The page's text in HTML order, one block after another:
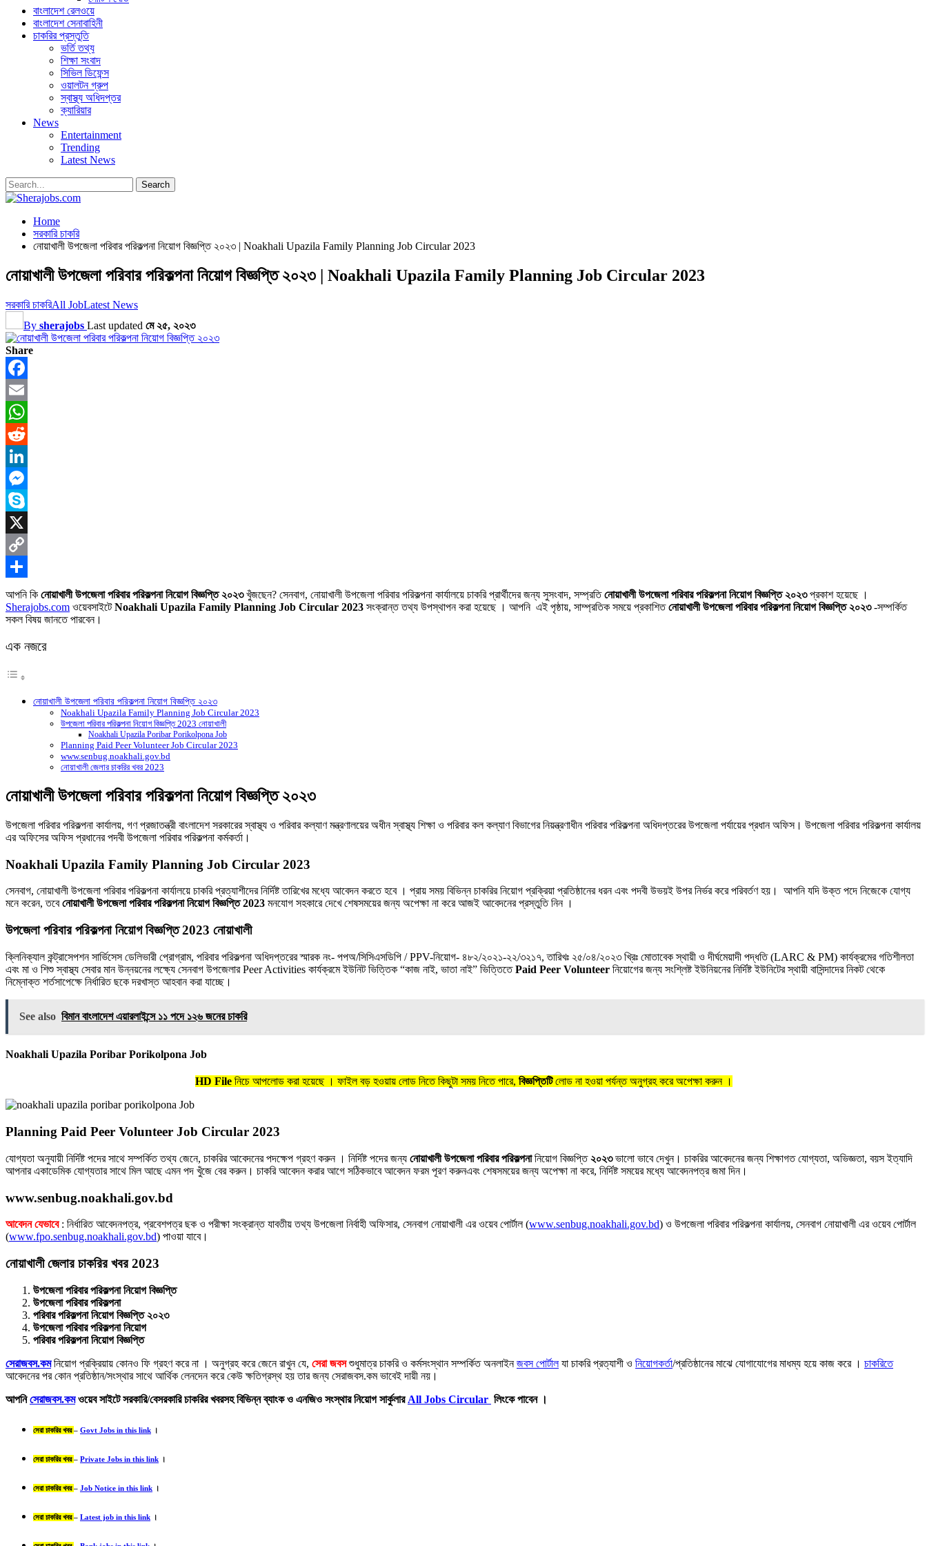
বাংলাদেশ রেলওয়ে
বাংলাদেশ সেনাবাহিনী
চাকরির প্রস্তুতি
ভর্তি তথ্য
শিক্ষা সংবাদ
সিভিল ডিফেন্স
ওয়ালটন গ্রুপ
স্বাস্থ্য অধিদপ্তর
ক্যারিয়ার
News
Entertainment
Trending
Latest News
Home
সরকারি চাকরি
নোয়াখালী উপজেলা পরিবার পরিকল্পনা নিয়োগ বিজ্ঞপ্তি ২০২৩ | Noakhali Upazila Family Planning Job Circular 2023
নোয়াখালী উপজেলা পরিবার পরিকল্পনা নিয়োগ বিজ্ঞপ্তি ২০২৩ | Noakhali Upazila Family Planning Job Circular 2023
সরকারি চাকরিAll JobLatest News
By sherajobs Last updated মে ২৫, ২০২৩
Share
Facebook
Email
WhatsApp
Reddit
LinkedIn
Messenger
Skype
X
Copy
Link
Share
আপনি কি নোয়াখালী উপজেলা পরিবার পরিকল্পনা নিয়োগ বিজ্ঞপ্তি ২০২৩খুঁজছেন? সেনবাগ, নোয়াখালী উপজেলা পরিবার পরিকল্পনা কার্যালয়ে চাকরি প্রার্থীদের জন্য সুসংবাদ, সম্প্রতিনোয়াখালী উপজেলা পরিবার পরিকল্পনা নিয়োগ বিজ্ঞপ্তি ২০২৩ প্রকাশ হয়েছে ।
Sherajobs.com ওয়েবসাইটেNoakhali Upazila Family Planning Job Circular 2023 সংক্রান্ত তথ্য উপস্থাপন করা হয়েছে । আপনি এই পৃষ্ঠায়, সাম্প্রতিক সময়ে প্রকাশিতনোয়াখালী উপজেলা পরিবার পরিকল্পনা নিয়োগ বিজ্ঞপ্তি ২০২৩-সম্পর্কিত
সকল বিষয় জানতে পারবেন।
এক নজরে
নোয়াখালী উপজেলা পরিবার পরিকল্পনা নিয়োগ বিজ্ঞপ্তি ২০২৩
Noakhali Upazila Family Planning Job Circular 2023
উপজেলা পরিবার পরিকল্পনা নিয়োগ বিজ্ঞপ্তি 2023 নোয়াখালী
Noakhali Upazila Poribar Porikolpona Job
Planning Paid Peer Volunteer Job Circular 2023
www.senbug.noakhali.gov.bd
নোয়াখালী জেলার চাকরির খবর 2023
নোয়াখালী উপজেলা পরিবার পরিকল্পনা নিয়োগ বিজ্ঞপ্তি ২০২৩
উপজেলা পরিবার পরিকল্পনা কার্যালয়, গণ প্রজাতন্ত্রী বাংলাদেশ সরকারের স্বাস্থ্য ও পরিবার কল্যাণ মন্ত্রণালয়ের অধীন স্বাস্থ্য শিক্ষা ও পরিবার কল কল্যাণ বিভাগের নিয়ন্ত্রণাধীন পরিবার পরিকল্পনা অধিদপ্তরের উপজেলা পর্যায়ের প্রধান অফিস। উপজেলা পরিবার পরিকল্পনা কার্যালয়
এর অফিসের অফিস প্রধানের পদবী উপজেলা পরিবার পরিকল্পনা কর্মকর্তা।
Noakhali Upazila Family Planning Job Circular 2023
সেনবাগ, নোয়াখালী উপজেলা পরিবার পরিকল্পনা কার্যালয়ে চাকরি প্রত্যাশীদের নির্দিষ্ট তারিখের মধ্যে আবেদন করতে হবে । প্রায় সময় বিভিন্ন চাকরির নিয়োগ প্রক্রিয়া প্রতিষ্ঠানের ধরন এবং পদবী উভয়ই উপর নির্ভর করে পরিবর্তণ হয়। আপনি যদি উক্ত পদে নিজেকে যোগ্য
মনে করেন, তবেনোয়াখালী উপজেলা পরিবার পরিকল্পনা নিয়োগ বিজ্ঞপ্তি 2023 মনযোগ সহকারে দেখে শেষসময়ের জন্য অপেক্ষা না করে আজই আবেদনের প্রস্তুতি নিন ।
উপজেলা পরিবার পরিকল্পনা নিয়োগ বিজ্ঞপ্তি 2023 নোয়াখালী
ক্লিনিক্যাল কন্ট্রাসেপশন সার্ভিসেস ডেলিভারী প্রোগ্রাম, পরিবার পরিকল্পনা অধিদপ্তরের স্মারক নং- পপঅ/সিসিএসডিপি / PPV-নিয়োগ- ৪৮২/২০২১-২২/৩২১৭, তারিখঃ ২৫/০৪/২০২৩ খ্রিঃ মোতাবেক স্থায়ী ও দীর্ঘমেয়াদী পদ্ধতি (LARC & PM) কার্যক্রমের গতিশীলতা
এবং মা ও শিশু স্বাস্থ্য সেবার মান উন্নয়নের লক্ষ্যে সেনবাগ উপজেলার Peer Activities কার্যক্রমে ইউনিট ভিত্তিক “কাজ নাই, ভাতা নাই” ভিত্তিতেPaid Peer Volunteer নিয়োগের জন্য সংশ্লিষ্ট ইউনিয়নের নির্দিষ্ট ইউনিটের স্থায়ী বাসিন্দাদের নিকট থেকে
নিম্নোক্ত শর্তসাপেক্ষে নির্ধারিত ছকে দরখাস্ত আহবান করা যাচ্ছে।
See also বিমান বাংলাদেশ এয়ারলাইন্সে ১১ পদে ১২৬ জনের চাকরি
Noakhali Upazila Poribar Porikolpona Job
HD Fileনিচে আপলোড করা হয়েছে । ফাইল বড় হওয়ায় লোড নিতে কিছুটা সময় নিতে পারে, বিজ্ঞপ্তিটিলোড না হওয়া পর্যন্ত অনুগ্রহ করে অপেক্ষা করুন ।
Planning Paid Peer Volunteer Job Circular 2023
যোগ্যতা অনুযায়ী নির্দিষ্ট পদের সাথে সম্পর্কিত তথ্য জেনে, চাকরির আবেদনের পদক্ষেপ গ্রহণ করুন । নির্দিষ্ট পদের জন্য নোয়াখালী উপজেলা পরিবার পরিকল্পনানিয়োগ বিজ্ঞপ্তি২০২৩ভালো ভাবে দেখুন। চাকরির আবেদনের জন্য শিক্ষাগত যোগ্যতা, অভিজ্ঞতা, বয়স ইত্যাদি
আপনার একাডেমিক যোগ্যতার সাথে মিল আছে এমন পদ খুঁজে বের করুন। চাকরি আবেদন করার আগে সঠিকভাবে আবেদন ফরম পূরণ করুনএবং শেষসময়ের জন্য অপেক্ষা না করে, নির্দিষ্ট সময়ের মধ্যে আবেদনপত্র জমা দিন।
www.senbug.noakhali.gov.bd
আবেদন যেভাবে : নির্ধারিত আবেদনপত্র, প্রবেশপত্র ছক ও পরীক্ষা সংক্রান্ত যাবতীয় তথ্য উপজেলা নির্বাহী অফিসার, সেনবাগ নোয়াখালী এর ওয়েব পোর্টাল (www.senbug.noakhali.gov.bd) ও উপজেলা পরিবার পরিকল্পনা কার্যালয়, সেনবাগ নোয়াখালী এর ওয়েব পোর্টাল
(www.fpo.senbug.noakhali.gov.bd) পাওয়া যাবে।
নোয়াখালী জেলার চাকরির খবর 2023
উপজেলা পরিবার পরিকল্পনা নিয়োগ বিজ্ঞপ্তি
উপজেলা পরিবার পরিকল্পনা
পরিবার পরিকল্পনা নিয়োগ বিজ্ঞপ্তি ২০২৩
উপজেলা পরিবার পরিকল্পনা নিয়োগ
পরিবার পরিকল্পনা নিয়োগ বিজ্ঞপ্তি
সেরাজবস.কমনিয়োগ প্রক্রিয়ায় কোনও ফি গ্রহণ করে না । অনুগ্রহ করে জেনে রাখুন যে, সেরা জবসশুধুমাত্র চাকরি ও কর্মসংস্থান সম্পর্কিত অনলাইনজবস পোর্টালযা চাকরি প্রত্যাশী ও নিয়োগকর্তা/প্রতিষ্ঠানের মাঝে যোগাযোগের মাধম্য হয়ে কাজ করে । চাকরিতে
আবেদনের পর কোন প্রতিষ্ঠান/সংস্থার সাথে আর্থিক লেনদেন করে কেউ ক্ষতিগ্রস্থ হয় তার জন্য সেরাজবস.কম ভাবেই দায়ী নয়।
আপনিসেরাজবস.কমওয়েব সাইটে সরকারি/বেসরকারি চাকরির খবরসহ বিভিন্ন ব্যাংক ও এনজিও সংস্থার নিয়োগ সার্কুলার All Jobs Circular লিংকে পাবেন ।
সেরা চাকরির খবর– Govt Jobs in this link ।
সেরা চাকরির খবর– Private Jobs in this link ।
সেরা চাকরির খবর– Job Notice in this link ।
সেরা চাকরির খবর– Latest job in this link ।